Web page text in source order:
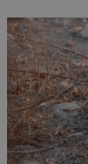
se na koloběžce
Velkých